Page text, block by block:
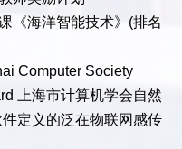
《海洋智能技术》(排名
Computer Society
上海市计算机学会自然
定义的泛在物联网感传